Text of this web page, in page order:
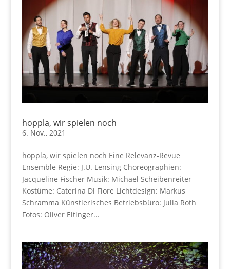
hoppla, wir spielen noch
6. Nov., 2021
hoppla, wir spielen noch Eine Relevanz-Revue
Ensemble Regie: J.U. Lensing Choreographien:
Jacqueline Fischer Musik: Michael Scheibenreiter
Kostüme: Caterina Di Fiore Lichtdesign: Markus
Schramma Künstlerisches Betriebsbüro: Julia Roth
Fotos: Oliver Eltinger...